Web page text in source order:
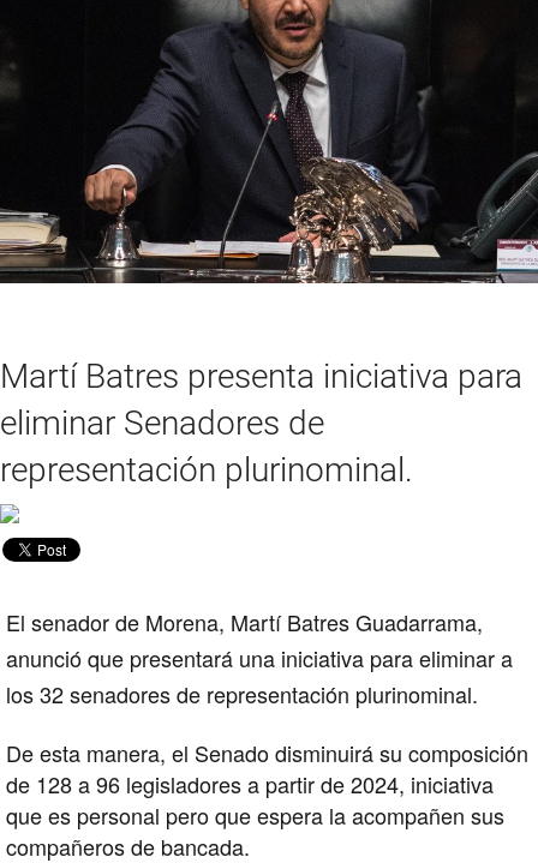
Martí Batres presenta iniciativa para
eliminar Senadores de
representación plurinominal.
El senador de Morena, Martí BatresGuadarrama,
anunció que presentará una iniciativa para eliminar a
los 32 senadores de representación plurinominal.
De esta manera, el Senado disminuirá su composición
de 128 a 96 legisladores a partir de 2024, iniciativa
que es personal pero que espera la acompañen sus
compañeros de bancada.